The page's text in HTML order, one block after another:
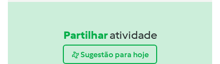
Partilharatividade
Sugestão para hoje